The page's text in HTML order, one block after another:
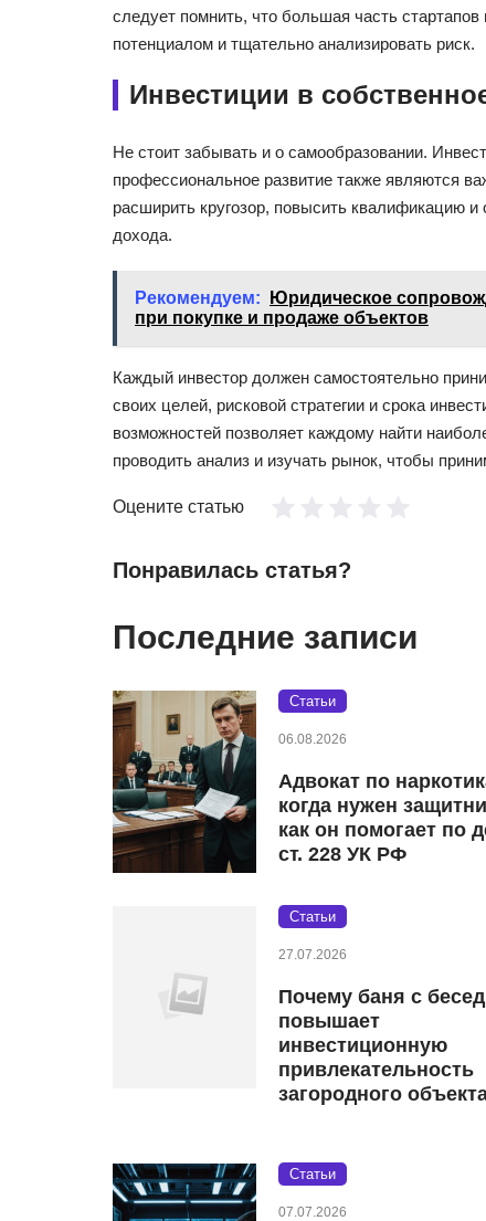
следует помнить, что большая часть
потенциалом и тщательно анализировать риск.
Инвестиции в
Не стоит забывать и о самообразовании.
профессиональное развитие также являются
расширить кругозор, повысить квалификацию
дохода.
Рекомендуем:
Юридическое
при покупке и продаже объектов
Каждый инвестор должен самостоятельно
своих целей, рисковой стратегии и срока
возможностей позволяет каждому найти
проводить анализ и изучать рынок, чтобы
Оцените статью
Понравилась статья?
Последние записи
Статьи
06.08.2026
Адвокат по
когда нужен
как он помогает по
ст. 228 УК РФ
Статьи
27.07.2026
Почему баня с
повышает
инвестиционную
привлекательность
загородного
Статьи
07.07.2026